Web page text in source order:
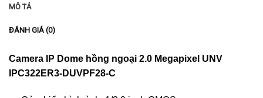
MÔ TẢ
ĐÁNH GIÁ (0)
Camera IP Dome hồng ngoại 2.0 Megapixel UNV
IPC322ER3-DUVPF28-C